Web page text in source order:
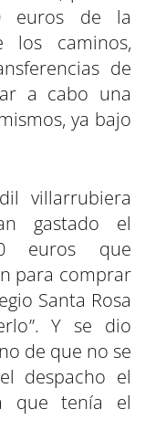
euros de la
los caminos,
de
a cabo una
ya bajo
villarrubiera
gastado el
euros que
para comprar
Santa Rosa
Y se dio
de que no se
despacho el
que tenía el